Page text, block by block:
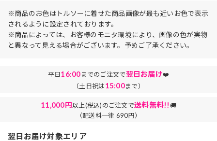
※商品のお色はトルソーに着せた商品画像が最も近いお色で表示
されるように設定されております。
※商品によっては、お客様のモニタ環境により、画像の色が実物
と異なって見える場合がございます。予めご了承ください。
平日16:00までのご注文で翌日お届け❤️
（土日祝は15:00まで）
11,000円以上(税込)のご注文で送料無料!!🚚
（配送料一律 690円）
翌日お届け対象エリア